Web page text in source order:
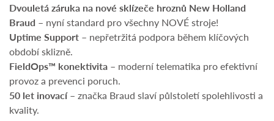
Dvouletá záruka na nové sklízeče hroznů New Holland
Braud – nyní standard pro všechny NOVÉ stroje!
Uptime Support – nepřetržitá podpora během klíčových
období sklizně.
FieldOps™ konektivita – moderní telematika pro efektivní
provoz a prevenci poruch.
50 let inovací– značka Braud slaví půlstoletí spolehlivosti a
kvality.